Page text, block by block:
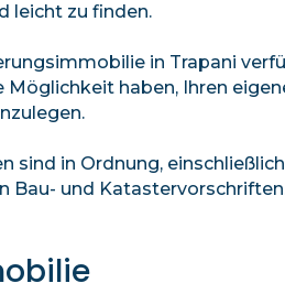
leicht zu finden.
in Trapani
Möglichkeit haben, Ihren
sind in Ordnung,
Bau- und